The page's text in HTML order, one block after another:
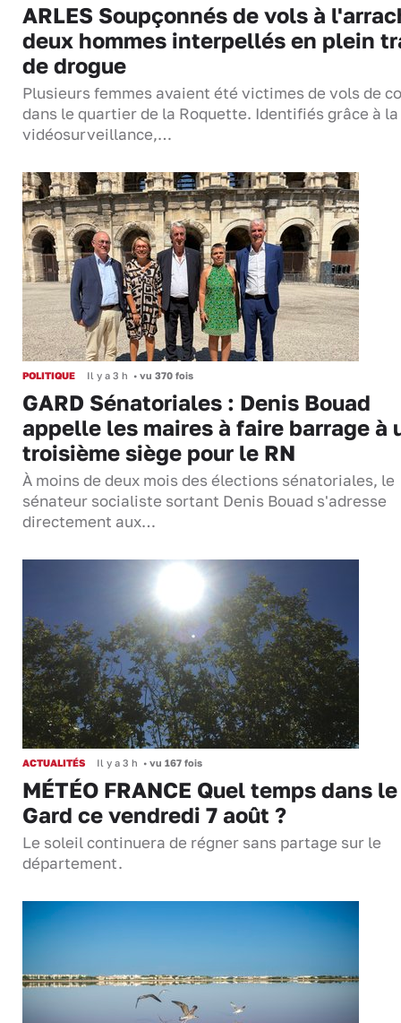
ARLES Soupçonnés de vols à
deux hommes interpellés en plein
de drogue
Plusieurs femmes avaient été victimes de vols de
dans le quartier de la Roquette. Identifiés grâce à la
vidéosurveillance,…
POLITIQUE Il y a 3 h • vu 370 fois
GARD Sénatoriales : Denis Bouad
appelle les maires à faire barrage à
troisième siège pour le RN
À moins de deux mois des élections sénatoriales, le
sénateur socialiste sortant Denis Bouad s'adresse
directement aux…
ACTUALITÉS Il y a 3 h • vu 167 fois
MÉTÉO FRANCE Quel temps dans le
Gard ce vendredi 7 août ?
Le soleil continuera de régner sans partage sur le
département.